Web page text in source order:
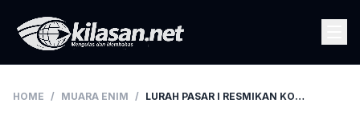
HOME / MUARA ENIM / LURAH PASAR I RESMIKAN KOMUNITAS SENAM BERSAMA